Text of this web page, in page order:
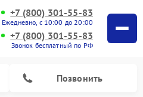
+7 (800) 301-55-83
Ежедневно, с 10:00 до 20:00
+7 (800) 301-55-83
Звонок бесплатный по РФ
Позвонить